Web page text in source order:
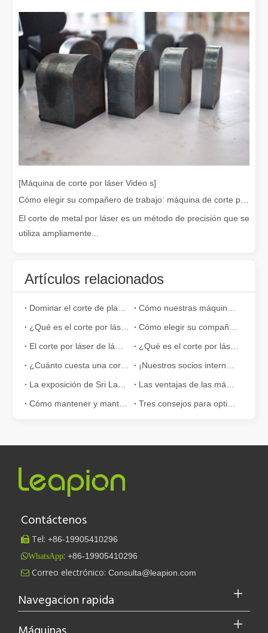
¡Nuestros socios internacionales viajaron miles de millas para
El team building de Leapion Red Leaf Valley ha llegado a una conclusión exitosa
Saliendo del ajetreo y el bullicio, nos embarcamos en un viaje
Leapion actualmente exhibe sus equipos láser en el stand 18.1E12 de la Feria de Cantón.
[Máquina de corte por láser Video s]
El corte de metal por láser es un método de precisión que se
utiliza ampliamente...
Artículos relacionados
Contáctenos
 Tel: +86-19905410296
WhatsApp: +86-19905410296
 Correo electrónico: Consulta@leapion.com
Navegacion rapida
Máquinas